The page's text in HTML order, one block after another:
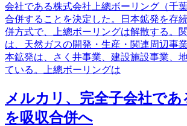
会社である株式会社上總ボーリング（千
合併することを決定した。日本鉱発を存
併方式で、上總ボーリングは解散する。
は、天然ガスの開発・生産・関連周辺事
本鉱発は、さく井事業、建設施設事業、
ている。上總ボーリングは
メルカリ、完全子会社で
を吸収合併へ